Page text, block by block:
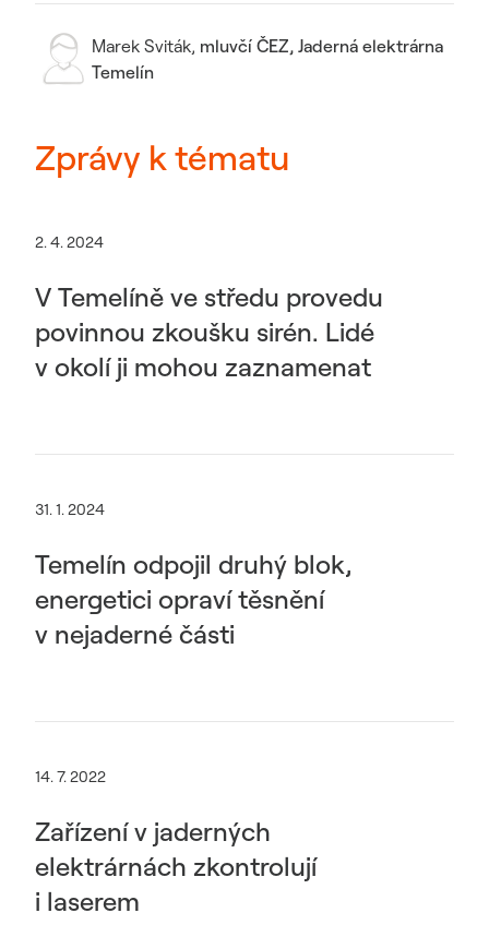
Marek Sviták, mluvčí ČEZ, Jaderná elektrárna
Temelín
Zprávy k tématu
2. 4. 2024
V Temelíně ve středu provedu
povinnou zkoušku sirén. Lidé
v okolí ji mohou zaznamenat
31. 1. 2024
Temelín odpojil druhý blok,
energetici opraví těsnění
v nejaderné části
14. 7. 2022
Zařízení v jaderných
elektrárnách zkontrolují
i laserem